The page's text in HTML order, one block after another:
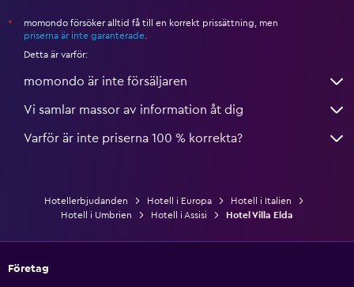
*
momondo försöker alltid få till en korrekt prissättning, men
priserna är inte garanterade
Detta är varför:
momondo är inte försäljaren
Vi samlar massor av information åt dig
Varför är inte priserna 100 % korrekta?
Hotellerbjudanden Hotell i Europa
Hotell i Italien
Hotell i Umbrien
Hotell i Assisi Hotel Villa Elda
Företag